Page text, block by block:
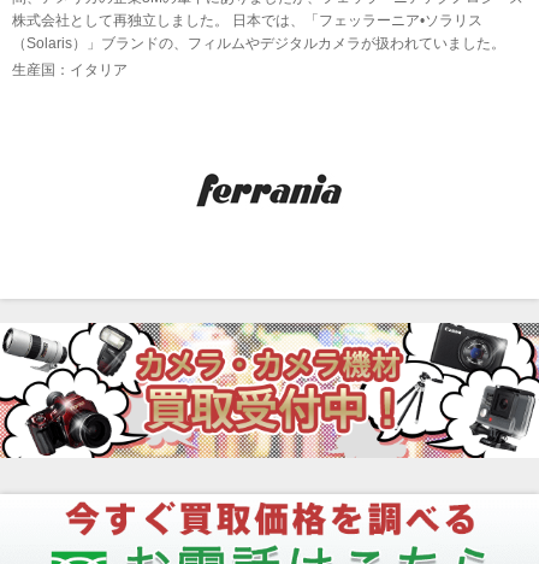
株式会社として再独立しました。 日本では、「フェッラーニア•ソラリス
（Solaris）」ブランドの、フィルムやデジタルカメラが扱われていました。
生産国：イタリア